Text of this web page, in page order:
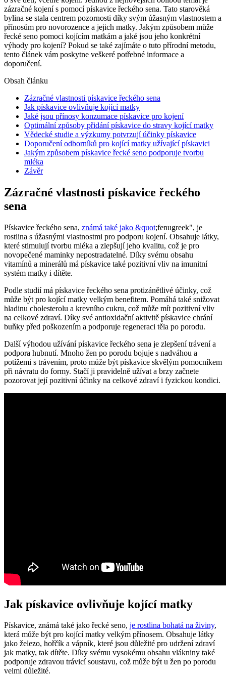
zázračné kojení s pomocí ‌pískavice řeckého sena. Tato ⁢starověká
bylina se stala centrem pozornosti díky svým úžasným vlastnostem a‌
přínosům pro novorozence⁢ a jejich‍ matky. Jakým způsobem může
řecké seno ‌pomoci ⁣kojícím matkám a jaké jsou jeho⁤ konkrétní⁣
výhody​ pro kojení? Pokud‌ se také zajímáte o tuto přírodní ​metodu,‍
tento článek vám poskytne veškeré potřebné ⁤informace a
doporučení.
Obsah článku
Zázračné vlastnosti pískavice řeckého⁢ sena
Jak pískavice ovlivňuje kojící matky
Jaké ⁤jsou přínosy⁣ konzumace pískavice pro kojení
Optimální způsoby přidání pískavice ‌do stravy kojící matky
Vědecké ⁤studie a výzkumy potvrzují‍ účinky pískavice
Doporučení ​odborníků ⁢pro kojící matky užívající pískavici
Jakým‌ způsobem pískavice řecké seno podporuje⁣ tvorbu
mléka
Závěr
Zázračné vlastnosti pískavice řeckého⁢
sena
Pískavice ⁤řeckého‌ sena, známá také jako &quot;fenugreek", je
rostlina s úžasnými ​vlastnostmi pro podporu kojení. Obsahuje látky, ​
které stimulují tvorbu ⁤mléka a zlepšují jeho kvalitu, což je pro
⁤novopečené maminky nepostradatelné. Díky svému obsahu
vitamínů a minerálů má pískavice také pozitivní vliv na imunitní
systém matky i dítěte.
Podle studií má pískavice řeckého sena protizánětlivé účinky,⁢ což
může být pro kojící ⁣matky velkým benefitem. Pomáhá také snižovat
hladinu cholesterolu a krevního cukru, což může ‍mít pozitivní vliv
na celkové zdraví.‌ Díky své antioxidační⁢ aktivitě⁤ pískavice chrání
buňky⁣ před poškozením a podporuje regeneraci těla po​ porodu.
Další ⁣výhodou užívání pískavice řeckého sena je ​zlepšení trávení a
⁣podpora‌ hubnutí. ⁢Mnoho žen ⁣po porodu bojuje s nadváhou a
potížemi s trávením, proto může být pískavice⁤ skvělým⁤ pomocníkem
při návratu do formy. Stačí ji pravidelně užívat ‍a brzy začnete
pozorovat její pozitivní účinky na celkové zdraví i fyzickou kondici.
Jak pískavice ovlivňuje kojící matky
Pískavice,⁣ známá také jako ⁢řecké seno, je rostlina bohatá na živiny,
která může být pro kojící matky velkým přínosem. Obsahuje látky
jako železo, ⁣hořčík ⁢a vápník, které jsou ⁤důležité⁣ pro⁤ udržení​ zdraví
⁣jak matky, tak dítěte.​ Díky ⁢svému vysokému obsahu ​vlákniny také
podporuje zdravou trávicí soustavu, což může být u žen po porodu⁤
velmi důležité.